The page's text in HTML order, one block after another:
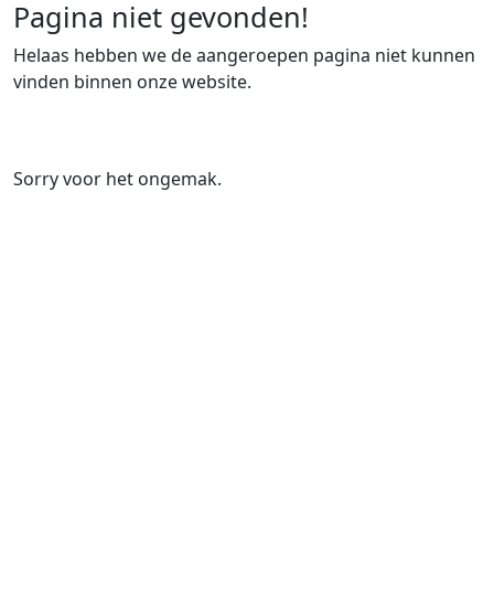
Pagina niet gevonden!
Helaas hebben we de aangeroepen pagina niet kunnen
vinden binnen onze website.
Sorry voor het ongemak.